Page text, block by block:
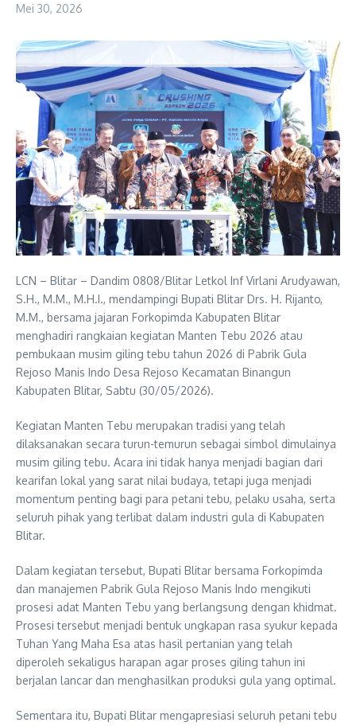
Mei 30, 2026
LCN – Blitar – Dandim 0808/Blitar Letkol Inf Virlani Arudyawan,
S.H., M.M., M.H.I., mendampingi Bupati Blitar Drs. H. Rijanto,
M.M., bersama jajaran Forkopimda Kabupaten Blitar
menghadiri rangkaian kegiatan Manten Tebu 2026 atau
pembukaan musim giling tebu tahun 2026 di Pabrik Gula
Rejoso Manis Indo Desa Rejoso Kecamatan Binangun
Kabupaten Blitar, Sabtu (30/05/2026).
Kegiatan Manten Tebu merupakan tradisi yang telah
dilaksanakan secara turun-temurun sebagai simbol dimulainya
musim giling tebu. Acara ini tidak hanya menjadi bagian dari
kearifan lokal yang sarat nilai budaya, tetapi juga menjadi
momentum penting bagi para petani tebu, pelaku usaha, serta
seluruh pihak yang terlibat dalam industri gula di Kabupaten
Blitar.
Dalam kegiatan tersebut, Bupati Blitar bersama Forkopimda
dan manajemen Pabrik Gula Rejoso Manis Indo mengikuti
prosesi adat Manten Tebu yang berlangsung dengan khidmat.
Prosesi tersebut menjadi bentuk ungkapan rasa syukur kepada
Tuhan Yang Maha Esa atas hasil pertanian yang telah
diperoleh sekaligus harapan agar proses giling tahun ini
berjalan lancar dan menghasilkan produksi gula yang optimal.
Sementara itu, Bupati Blitar mengapresiasi seluruh petani tebu